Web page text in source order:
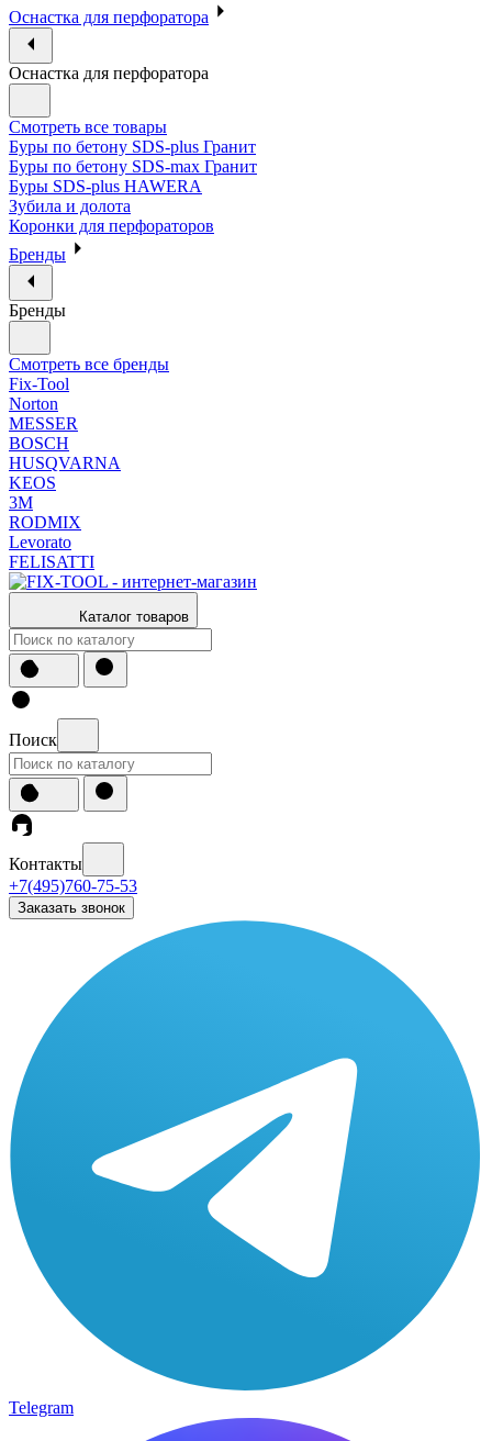
Оснастка для перфоратора
Оснастка для перфоратора
Смотреть все товары
Буры по бетону SDS-plus Гранит
Буры по бетону SDS-max Гранит
Буры SDS-plus HAWERA
Зубила и долота
Коронки для перфораторов
Бренды
Бренды
Смотреть все бренды
Fix-Tool
Norton
MESSER
BOSCH
HUSQVARNA
KEOS
3М
RODMIX
Levorato
FELISATTI
Каталог товаров
Поиск
Контакты
+7(495)760-75-53
Заказать звонок
Telegram